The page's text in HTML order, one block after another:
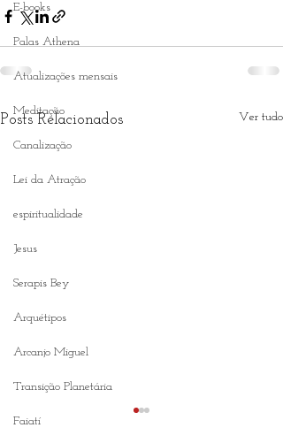
E-books
Palas Athena
Atualizações mensais
Meditação
Canalização
Lei da Atração
espiritualidade
Jesus
Serapis Bey
Arquétipos
Arcanjo Miguel
Transição Planetária
Faiatí
Posts Relacionados Ver tudo